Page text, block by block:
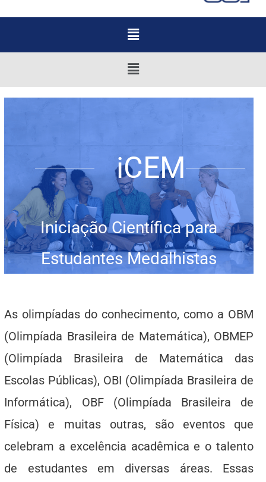
Menu
Menu
Iniciação Científica para
Estudantes Medalhistas
iCEM
As olimpíadas do conhecimento, como a OBM
(Olimpíada Brasileira de Matemática), OBMEP
(Olimpíada Brasileira de Matemática das
Escolas Públicas), OBI (Olimpíada Brasileira de
Informática), OBF (Olimpíada Brasileira de
Física) e muitas outras, são eventos que
celebram a excelência acadêmica e o talento
de estudantes em diversas áreas. Essas